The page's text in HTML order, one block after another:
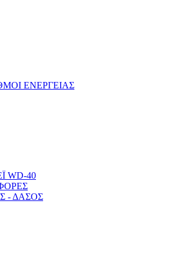
ΕΝΕΡΓΕΙΑΣ
WD-40
- ΔΑΣΟΣ